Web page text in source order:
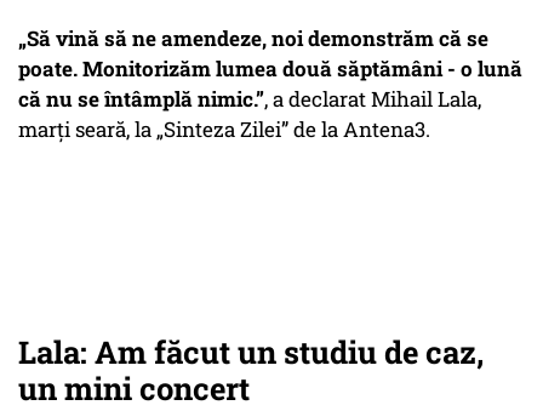
„Să vină să ne amendeze, noi demonstrăm că se
poate. Monitorizăm lumea două săptămâni - o lună
că nu se întâmplă nimic.”, a declarat Mihail Lala,
marți seară, la „Sinteza Zilei” de la Antena3.
Lala: Am făcut un studiu de caz,
un mini concert